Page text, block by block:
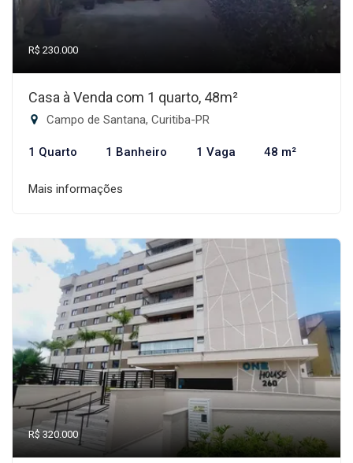
R$ 230.000
Casa à Venda com 1 quarto, 48m²
Campo de Santana, Curitiba-PR
1 Quarto 1 Banheiro 1 Vaga 48 m²
Mais informações
R$ 320.000